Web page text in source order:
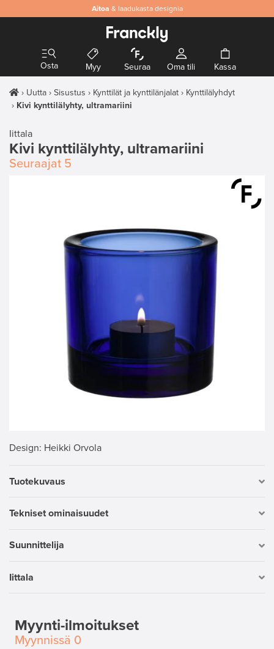
Aitoa & laadukasta designia
Osta Myy Seuraa Oma tili Kassa
Uutta Sisustus Kynttilät ja kynttilänjalat
Kynttilälyhdyt
Kivi kynttilälyhty, ultramariini
Iittala
Kivi kynttilälyhty, ultramariini
Seuraajat 5
Design: Heikki Orvola
Tuotekuvaus
Tekniset ominaisuudet
Suunnittelija
Iittala
Myynti-ilmoitukset
Myynnissä 0